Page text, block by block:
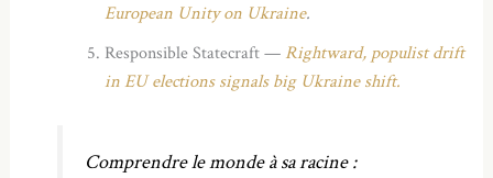
European Unity on Ukraine.
Responsible Statecraft — Rightward, populist drift
in EU elections signals big Ukraine shift.
Comprendre le monde à sa racine :